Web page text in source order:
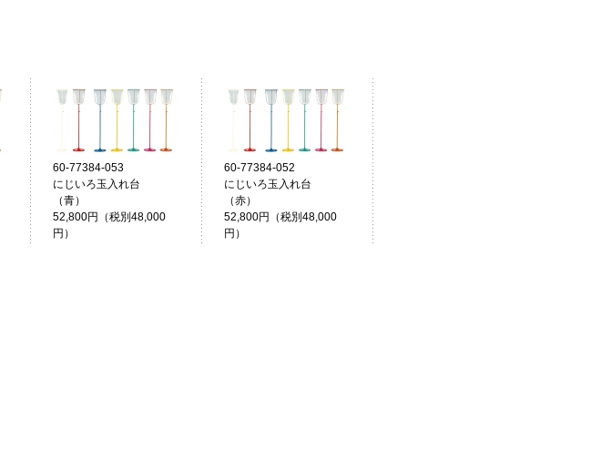
60-77384-053
にじいろ玉入れ台
（青）
52,800円（税別48,000
円）
60-77384-052
にじいろ玉入れ台
（赤）
52,800円（税別48,000
円）